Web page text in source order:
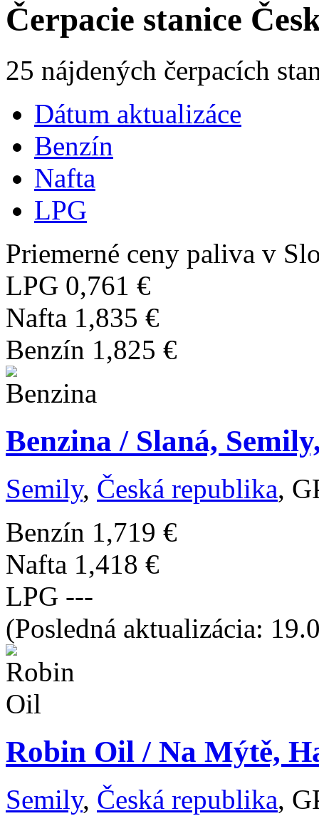
Čerpacie stanice
25 nájdených čerpacích
Dátum aktualizáce
Benzín
Nafta
LPG
Priemerné ceny paliva v
LPG 0,761 €
Nafta 1,835 €
Benzín 1,825 €
Benzina / Slaná,
Semily, Česká republika,
Benzín 1,719 €
Nafta 1,418 €
LPG ---
(Posledná aktualizácia:
Robin Oil / Na Mýtě,
Semily, Česká republika,